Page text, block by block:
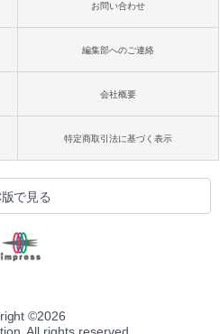
お問い合わせ
編集部へのご連絡
会社概要
特定商取引法に基づく表示
で見る
©2026